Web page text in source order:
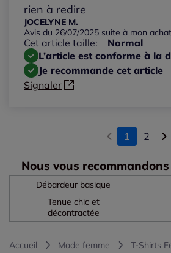
rien à redire
JOCELYNE M.
Avis du 26/07/2025 suite à mon
Cet article taille:
Normal
L’article est conforme à la
Je recommande cet article
Signaler
1 2
Nous vous recommandons
Débardeur basique
Tenue chic et
décontractée
Accueil Mode femme
T-Shirts